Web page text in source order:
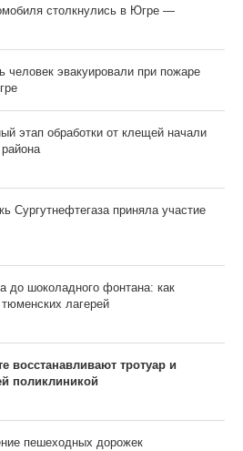
столкнулись в Югре —
человек эвакуировали при пожаре
этап обработки от клещей начали
Сургутнефтегаза приняла участие
до шоколадного фонтана: как
лагерей
восстанавливают тротуар и
поликлиникой
пешеходных дорожек